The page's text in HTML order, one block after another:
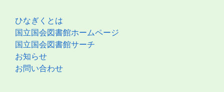
ひなぎくとは
国立国会図書館ホームページ
国立国会図書館サーチ
お知らせ
お問い合わせ